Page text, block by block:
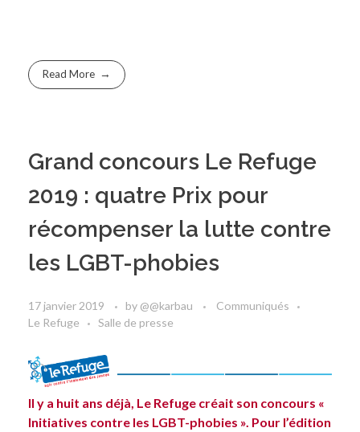
Read More
Grand concours Le Refuge
2019 : quatre Prix pour
récompenser la lutte contre
les LGBT-phobies
17 janvier 2019 by @@karbau
Communiqués
Le Refuge
Salle de presse
Il y a huit ans déjà, Le Refuge créait son concours «
Initiatives contre les LGBT-phobies ». Pour l’édition